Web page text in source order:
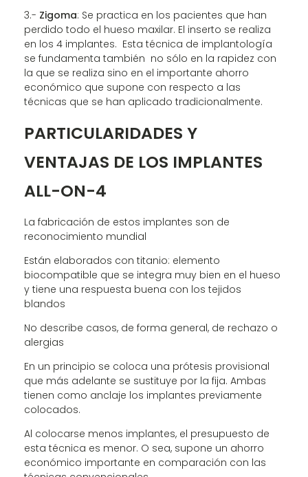
3.- Zigoma: Se practica en los pacientes que han
perdido todo el hueso maxilar. El inserto se realiza
en los 4 implantes. Esta técnica de implantología
se fundamenta también no sólo en la rapidez con
la que se realiza sino en el importante ahorro
económico que supone con respecto a las
técnicas que se han aplicado tradicionalmente.
PARTICULARIDADES Y
VENTAJAS DE LOS IMPLANTES
ALL-ON-4
La fabricación de estos implantes son de
reconocimiento mundial
Están elaborados con titanio: elemento
biocompatible que se integra muy bien en el hueso
y tiene una respuesta buena con los tejidos
blandos
No describe casos, de forma general, de rechazo o
alergias
En un principio se coloca una prótesis provisional
que más adelante se sustituye por la fija. Ambas
tienen como anclaje los implantes previamente
colocados.
Al colocarse menos implantes, el presupuesto de
esta técnica es menor. O sea, supone un ahorro
económico importante en comparación con las